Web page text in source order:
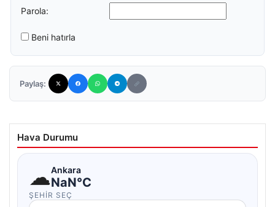
Parola:
Beni hatırla
Paylaş:
Hava Durumu
☁Ankara
NaN°C
ŞEHIR SEÇ